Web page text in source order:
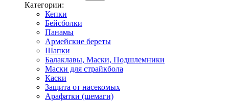
Категории:
Кепки
Бейсболки
Панамы
Армейские береты
Шапки
Балаклавы, Маски, Подшлемники
Маски для страйкбола
Каски
Защита от насекомых
Арафатки (шемаги)